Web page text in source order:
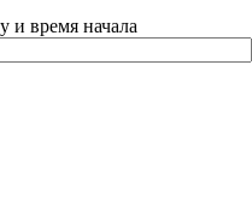
и время начала